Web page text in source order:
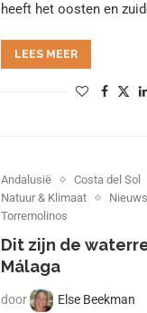
heeft het oosten en
LEES MEER
Andalusië Costa del Sol
Natuur & Klimaat
Nieuws
Torremolinos
Dit zijn de
Málaga
door Else Beekman